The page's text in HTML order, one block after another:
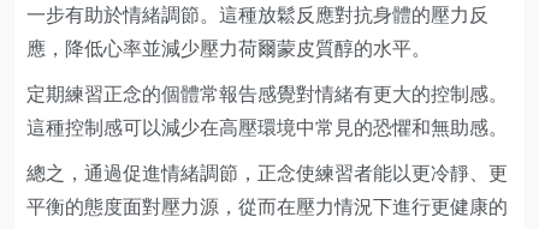
一步有助於情緒調節。這種放鬆反應對抗身體的壓力反
應，降低心率並減少壓力荷爾蒙皮質醇的水平。
定期練習正念的個體常報告感覺對情緒有更大的控制感。
這種控制感可以減少在高壓環境中常見的恐懼和無助感。
總之，通過促進情緒調節，正念使練習者能以更冷靜、更
平衡的態度面對壓力源，從而在壓力情況下進行更健康的